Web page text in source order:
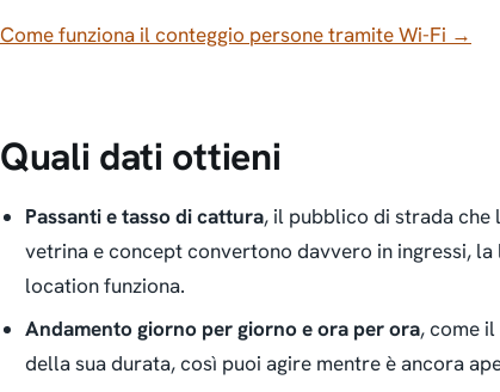
Come funziona il conteggio persone tramite Wi-Fi →
Quali dati ottieni
Passanti e tasso di cattura, il pubblico di strada che
vetrina e concept convertono davvero in ingressi,
location funziona.
Andamento giorno per giorno e ora per ora, come
della sua durata, così puoi agire mentre è ancora